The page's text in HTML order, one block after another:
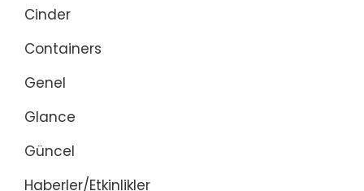
Cinder
Containers
Genel
Glance
Güncel
Haberler/Etkinlikler